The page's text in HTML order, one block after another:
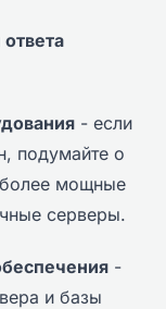
- если
подумайте о
более мощные
серверы.
-
и базы